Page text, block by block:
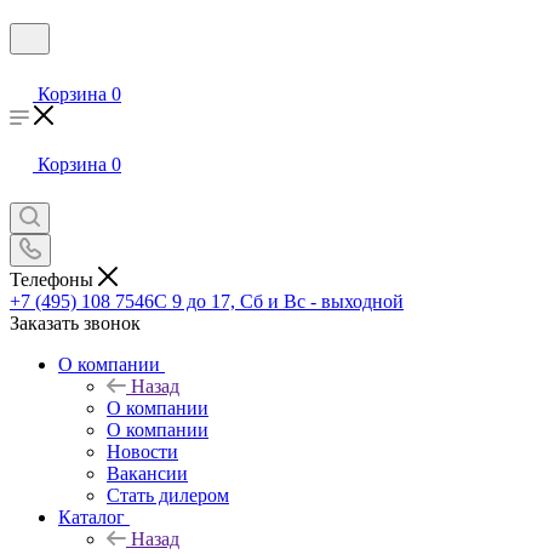
Корзина 0
Корзина 0
Телефоны
+7 (495) 108 7546С 9 до 17, Сб и Вс - выходной
Заказать звонок
О компании
Назад
О компании
О компании
Новости
Вакансии
Стать дилером
Каталог
Назад